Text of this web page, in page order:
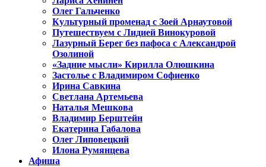
Олег Гальченко
Культурный променад с Зоей Арнаутовой
Путешествуем с Лидией Винокуровой
Лазурный Берег без пафоса с Александрой
Озолиной
«Задние мысли» Кирилла Олюшкина
Застолье с Владимиром Софиенко
Ирина Савкина
Светлана Артемьева
Наталья Мешкова
Владимир Берштейн
Екатерина Габалова
Олег Липовецкий
Илона Румянцева
Афиша